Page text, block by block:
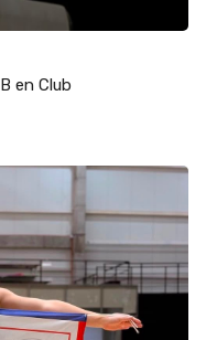
en Club